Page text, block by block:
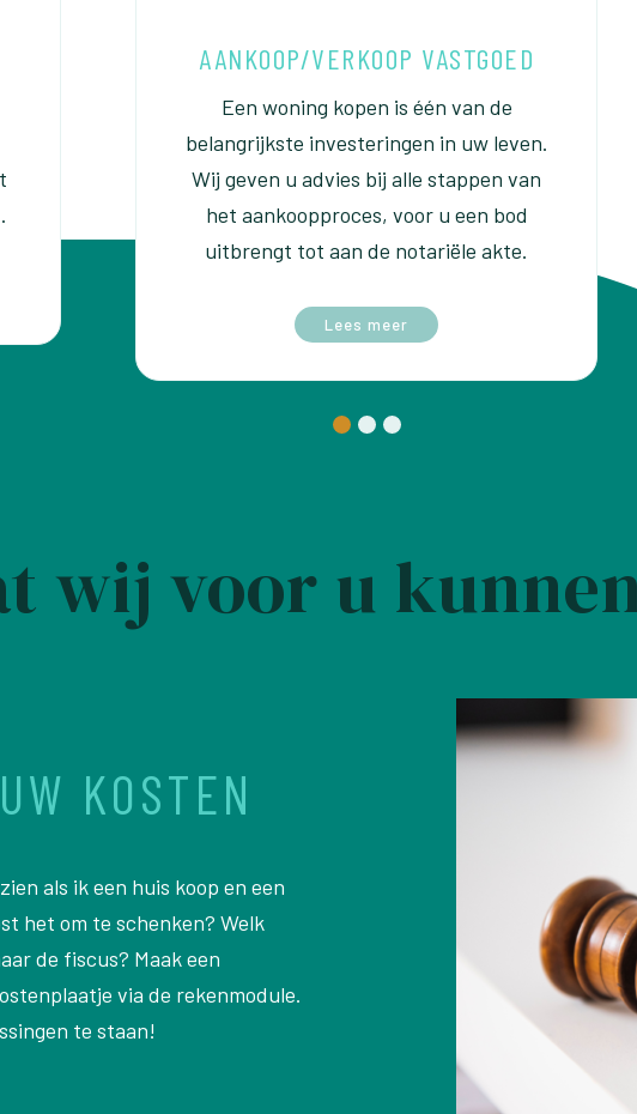
AANKOOP/VERKOOP VASTGOED
Een woning kopen is één van de
belangrijkste investeringen in uw leven.
Wij geven u advies bij alle stappen van
het aankoopproces, voor u een bod
uitbrengt tot aan de notariële akte.
Lees meer
wij voor u
KOSTEN
als ik een huis koop en een
het om te schenken? Welk
de fiscus? Maak een
via de rekenmodule.
te staan!